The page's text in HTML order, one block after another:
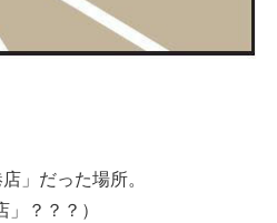
」だった場所。
」？？？）